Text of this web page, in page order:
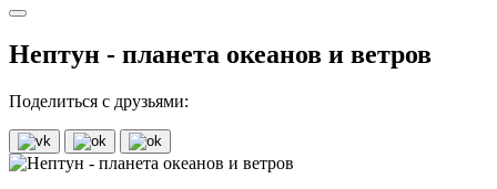
Нептун - планета океанов и ветров
Поделиться с друзьями: